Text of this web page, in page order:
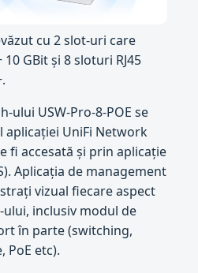
cu 2 slot-uri care
GBit și 8 sloturi RJ45
ului USW-Pro-8-POE se
aplicației UniFi Network
fi accesată și prin aplicație
Aplicația de management
vizual fiecare aspect
inclusiv modul de
în parte (switching,
PoE etc).